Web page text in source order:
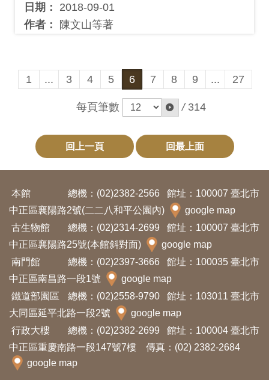
日期：
2018-09-01
作者：
陳文山等著
1 ... 3 4 5 6 7 8 9 ... 27
每頁筆數 / 314
回上一頁 回最上面
本館 總機：(02)2382-2566
館址：100007 臺北市
中正區襄陽路2號(二二八和平公園內)
google map
古生物館
總機：(02)2314-2699
館址：100007 臺北市
中正區襄陽路25號(本館斜對面)
google map
南門館
總機：(02)2397-3666
館址：100035 臺北市
中正區南昌路一段1號
google map
鐵道部園區
總機：(02)2558-9790
館址：103011 臺北市
大同區延平北路一段2號
google map
行政大樓
總機：(02)2382-2699
館址：100004 臺北市
中正區重慶南路一段147號7樓 傳真：(02) 2382-2684
google map